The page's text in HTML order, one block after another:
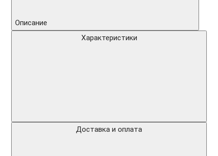
Описание
Характеристики
Доставка и оплата